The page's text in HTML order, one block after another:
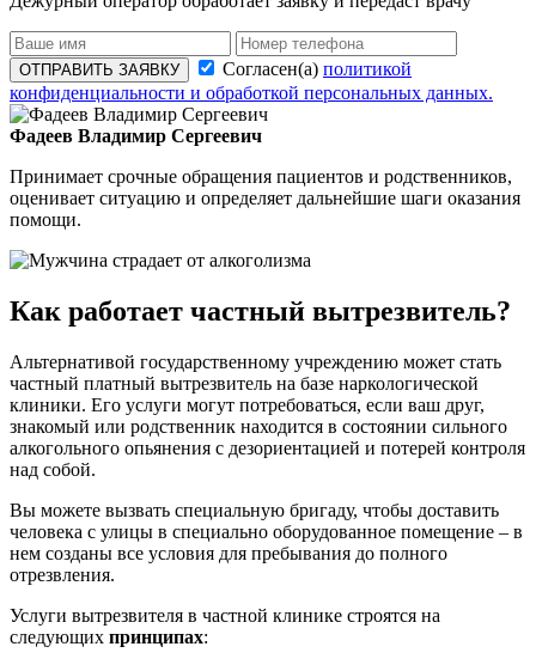
ОТПРАВИТЬ ЗАЯВКУ Согласен(а) политикой
конфиденциальности и обработкой персональных данных.
Фадеев Владимир Сергеевич
Принимает срочные обращения пациентов и родственников,
оценивает ситуацию и определяет дальнейшие шаги оказания
помощи.
Как работает частный вытрезвитель?
Альтернативой государственному учреждению может стать
частный платный вытрезвитель на базе наркологической
клиники. Его услуги могут потребоваться, если ваш друг,
знакомый или родственник находится в состоянии сильного
алкогольного опьянения с дезориентацией и потерей контроля
над собой.
Вы можете вызвать специальную бригаду, чтобы доставить
человека с улицы в специально оборудованное помещение – в
нем созданы все условия для пребывания до полного
отрезвления.
Услуги вытрезвителя в частной клинике строятся на
следующих принципах: